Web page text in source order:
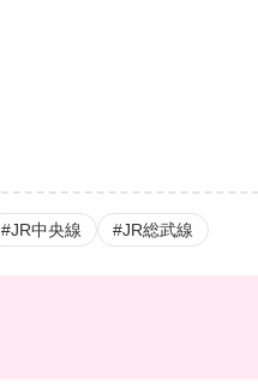
#JR中央線 #JR総武線